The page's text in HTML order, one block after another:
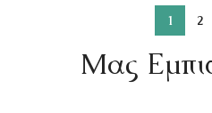
1 2
Mας